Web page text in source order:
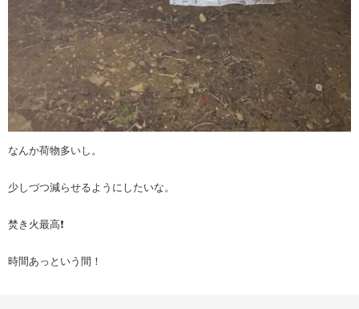
なんか荷物多いし。
少しづつ減らせるようにしたいな。
焚き火最高❗️
時間あっという間！